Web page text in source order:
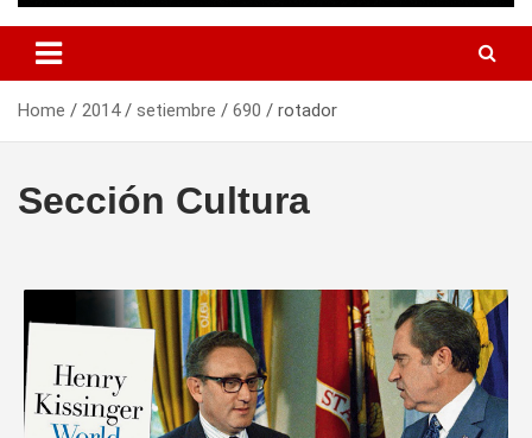
Home 2014 setiembre 690 rotador